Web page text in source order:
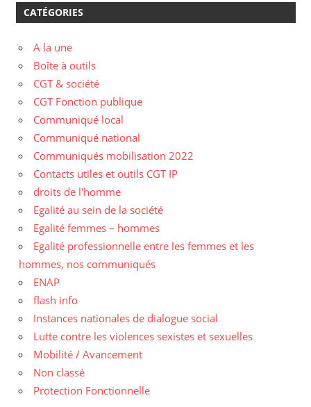
CATÉGORIES
A la une
Boîte à outils
CGT & société
CGT Fonction publique
Communiqué local
Communiqué national
Communiqués mobilisation 2022
Contacts utiles et outils CGT IP
droits de l'homme
Egalité au sein de la société
Egalité femmes – hommes
Egalité professionnelle entre les femmes et les
hommes, nos communiqués
ENAP
flash info
Instances nationales de dialogue social
Lutte contre les violences sexistes et sexuelles
Mobilité / Avancement
Non classé
Protection Fonctionnelle